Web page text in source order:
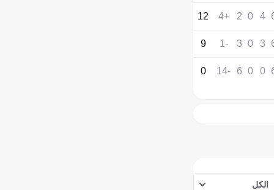
4
0
2
+4
12
3
0
3
-1
9
0
0
6
-14
0
الكل